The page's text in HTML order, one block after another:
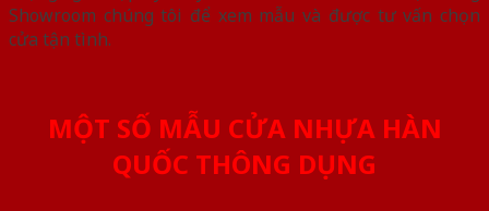
Showroom chúng tôi để xem mẫu và được tư vấn chọn
cửa tận tình.
MỘT SỐ MẪU CỬA NHỰA HÀN
QUỐC THÔNG DỤNG